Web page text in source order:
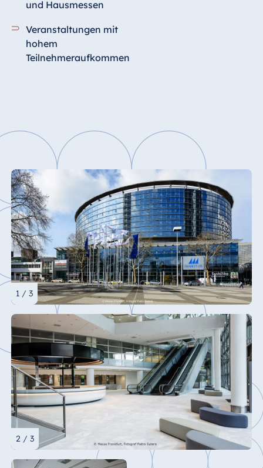
und Hausmessen
Veranstaltungen mit
hohem
Teilnehmeraufkommen
1 / 3
2 / 3